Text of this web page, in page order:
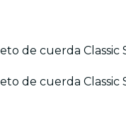
de cuerda Classic
de cuerda Classic